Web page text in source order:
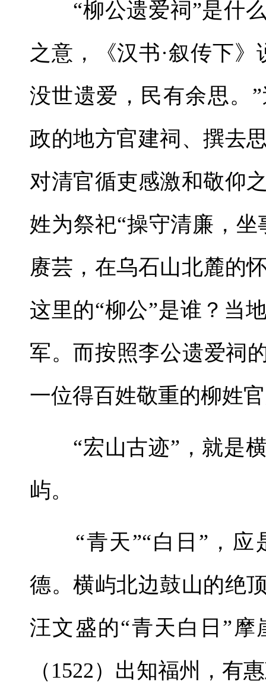
“柳公遗爱祠”是什么
之意，《汉书·叙传下
没世遗爱，民有余思。
政的地方官建祠、撰去
对清官循吏感激和敬仰
姓为祭祀“操守清廉，
赓芸，在乌石山北麓的
这里的“柳公”是谁？当
军。而按照李公遗爱祠
一位得百姓敬重的柳姓
“宏山古迹”，就是横
屿。
“青天”“白日”，应
德。横屿北边鼓山的绝
汪文盛的“青天白日”
（1522）出知福州，有